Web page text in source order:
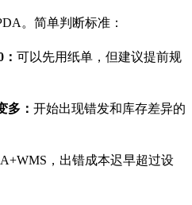
。简单判断标准：
： 可以先用纸单，但建议提前规
多 ： 开始出现错发和库存差异的
，出错成本迟早超过设